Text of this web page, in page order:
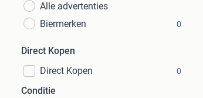
Alle advertenties
Biermerken
0
Direct Kopen
Direct Kopen
0
Conditie